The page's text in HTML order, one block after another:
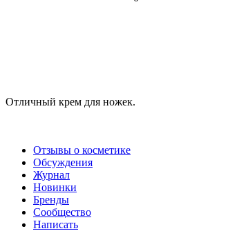
Отличный крем для ножек.
Отзывы о косметике
Обсуждения
Журнал
Новинки
Бренды
Сообщество
Написать